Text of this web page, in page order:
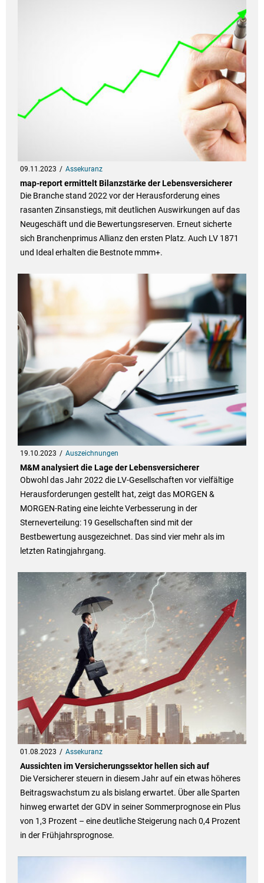
09.11.2023 Assekuranz
map-report ermittelt Bilanzstärke der Lebensversicherer
Die Branche stand 2022 vor der Herausforderung eines
rasanten Zinsanstiegs, mit deutlichen Auswirkungen auf das
Neugeschäft und die Bewertungsreserven. Erneut sicherte
sich Branchenprimus Allianz den ersten Platz. Auch LV 1871
und Ideal erhalten die Bestnote mmm+.
19.10.2023 Auszeichnungen
M&M analysiert die Lage der Lebensversicherer
Obwohl das Jahr 2022 die LV-Gesellschaften vor vielfältige
Herausforderungen gestellt hat, zeigt das MORGEN &
MORGEN-Rating eine leichte Verbesserung in der
Sterneverteilung: 19 Gesellschaften sind mit der
Bestbewertung ausgezeichnet. Das sind vier mehr als im
letzten Ratingjahrgang.
01.08.2023 Assekuranz
Aussichten im Versicherungssektor hellen sich auf
Die Versicherer steuern in diesem Jahr auf ein etwas höheres
Beitragswachstum zu als bislang erwartet. Über alle Sparten
hinweg erwartet der GDV in seiner Sommerprognose ein Plus
von 1,3 Prozent – eine deutliche Steigerung nach 0,4 Prozent
in der Frühjahrsprognose.